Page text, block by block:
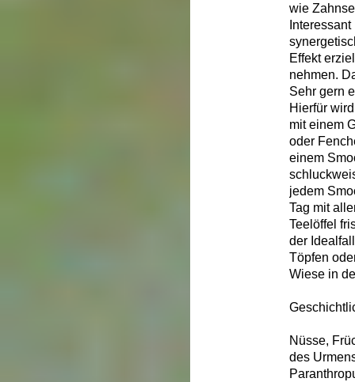
wie
Effekt
nehmen.
Sehr gern
Hierfür
mit einem
oder
einem
jedem
Tag mit
Teelöffel
der
Töpfen
Wiese in
Nüsse,
des